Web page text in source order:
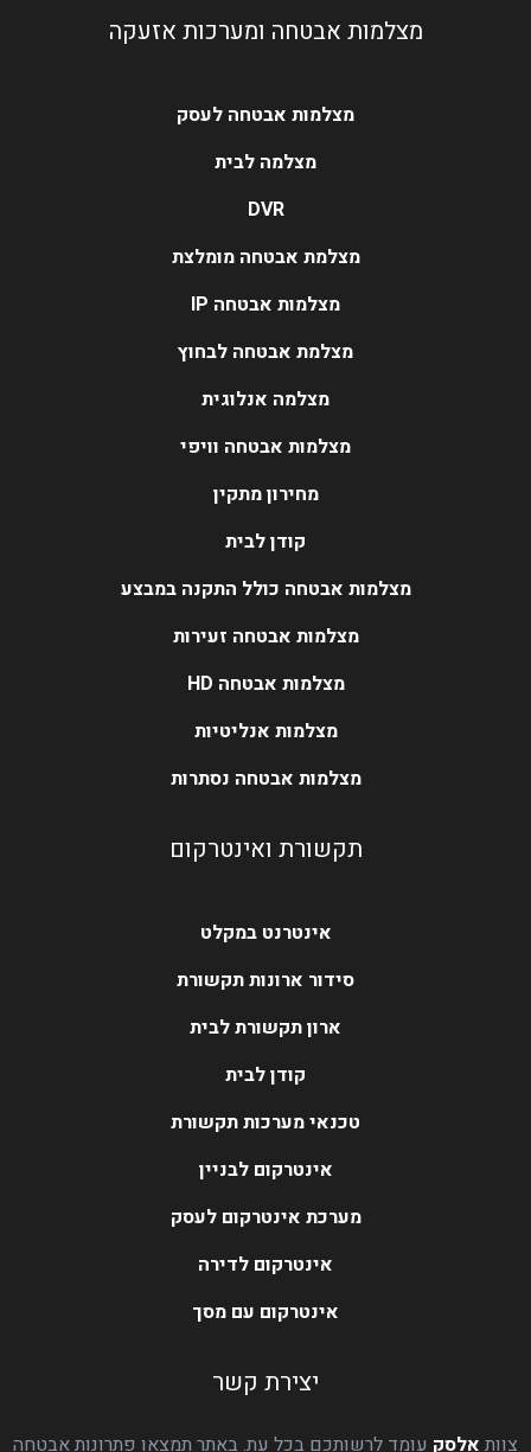
מצלמות אבטחה ומערכות אזעקה
מצלמות אבטחה לעסק
מצלמה לבית
DVR
מצלמת אבטחה מומלצת
מצלמות אבטחה IP
מצלמת אבטחה לבחוץ
מצלמה אנלוגית
מצלמות אבטחה וויפי
מחירון מתקין
קודן לבית
מצלמות אבטחה כולל התקנה במבצע
מצלמות אבטחה זעירות
מצלמות אבטחה HD
מצלמות אנליטיות
מצלמות אבטחה נסתרות
תקשורת ואינטרקום
אינטרנט במקלט
סידור ארונות תקשורת
ארון תקשורת לבית
קודן לבית
טכנאי מערכות תקשורת
אינטרקום לבניין
מערכת אינטרקום לעסק
אינטרקום לדירה
אינטרקום עם מסך
יצירת קשר
צוות אלסק עומד לרשותכם בכל עת. באתר תמצאו פתרונות אבטחה